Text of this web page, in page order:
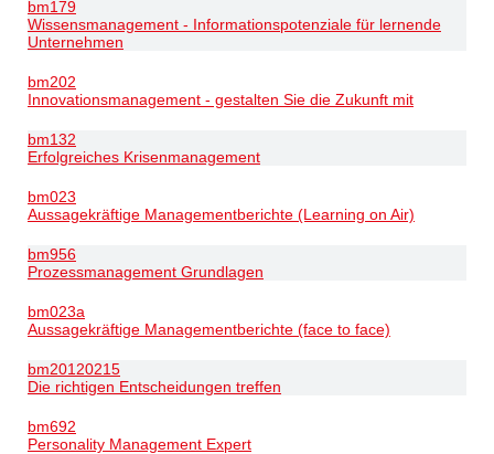
bm179
Wissensmanagement - Informationspotenziale für lernende
Unternehmen
bm202
Innovationsmanagement - gestalten Sie die Zukunft mit
bm132
Erfolgreiches Krisenmanagement
bm023
Aussagekräftige Managementberichte (Learning on Air)
bm956
Prozessmanagement Grundlagen
bm023a
Aussagekräftige Managementberichte (face to face)
bm20120215
Die richtigen Entscheidungen treffen
bm692
Personality Management Expert